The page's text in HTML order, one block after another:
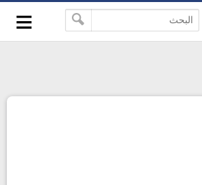
google-site-
≡